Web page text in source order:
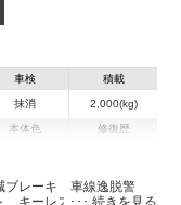
車検
抹消
積載
2,000(kg)
本体色 修復歴
ブレーキ 車線逸脱警
キーレス ＡＴ車